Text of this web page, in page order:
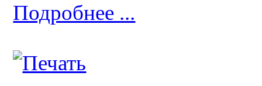
Подробнее ...